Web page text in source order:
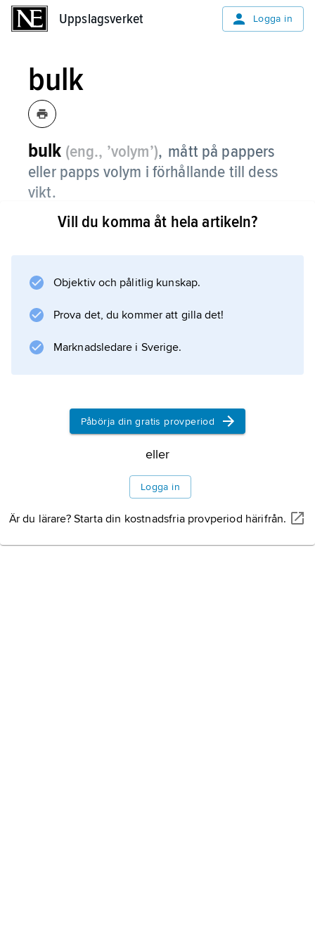
Uppslagsverket Logga in
bulk
bulk (eng., ’volym’), mått på pappers
eller papps volym i förhållande till dess
vikt.
Tjockt papper med låg vikt, t.ex.
anges i cm
/g.
Vill du komma åt hela artikeln?
Objektiv och pålitlig kunskap.
Prova det, du kommer att gilla det!
Marknadsledare i Sverige.
Påbörja din gratis provperiod
eller
Logga in
Är du lärare? Starta din kostnadsfria provperiod härifrån.